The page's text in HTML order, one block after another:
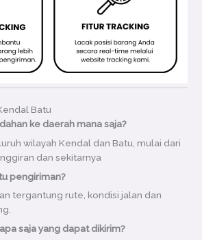
Batu
ke daerah mana saja?
wilayah Kendal dan Batu, mulai dari
dan sekitarnya
pengiriman?
tergantung rute, kondisi jalan dan
saja yang dapat dikirim?